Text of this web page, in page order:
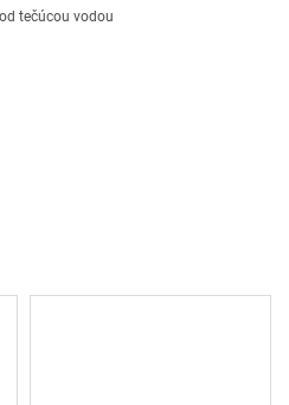
tečúcou vodou